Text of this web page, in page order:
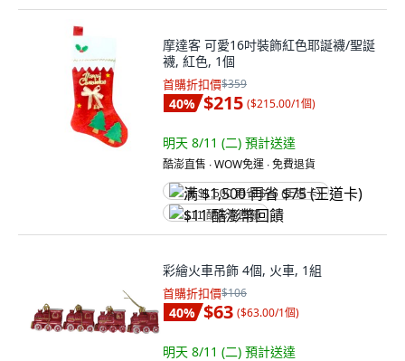
摩達客 可愛16吋裝飾紅色耶誕襪/聖誕
襪, 紅色, 1個
首購折扣價$359
40% $215 ($215.00/1個)
明天 8/11 (二) 預計送達
酷澎直售 ∙ WOW免運 ∙ 免費退貨
满 $1,500 再省 $75 (王道卡)
$11 酷澎幣回饋
彩繪火車吊飾 4個, 火車, 1組
首購折扣價$106
40% $63 ($63.00/1個)
明天 8/11 (二) 預計送達